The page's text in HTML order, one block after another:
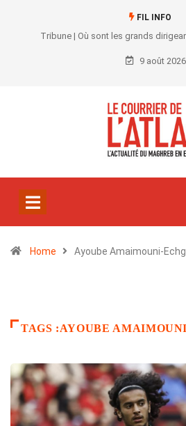
FIL INFO
Tribune | Où sont les grands
9 août 2026
Home Ayoube Amaimouni-
TAGS :AYOUBE